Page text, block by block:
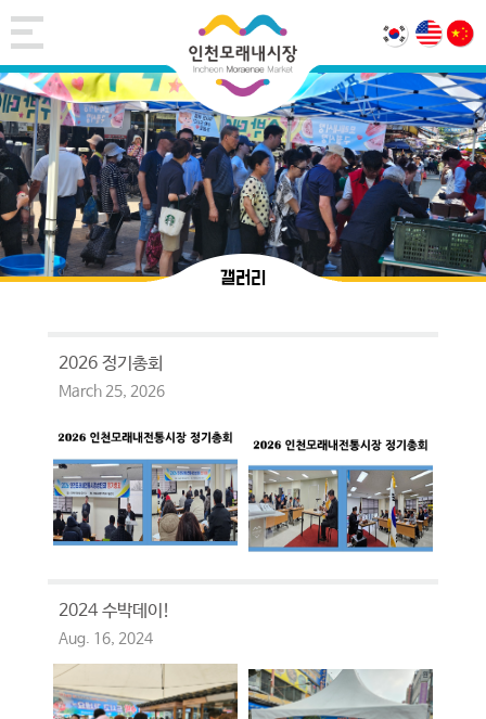
갤러리
2026 정기총회
March 25, 2026
2024 수박데이!
Aug. 16, 2024